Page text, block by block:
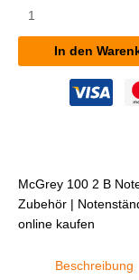
100/2
Notenständer
Menge
In den
McGrey 100 2 B
Zubehör |
online kaufen
Beschreibung